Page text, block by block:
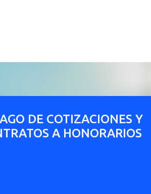
DE COTIZACIONES Y
A HONORARIOS